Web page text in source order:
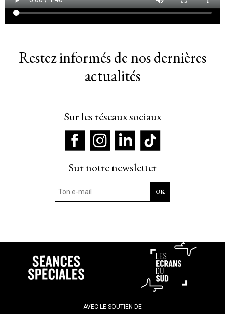
Restez informés de nos dernières
actualités
Sur les réseaux sociaux
Sur notre newsletter
AVEC LE SOUTIEN DE